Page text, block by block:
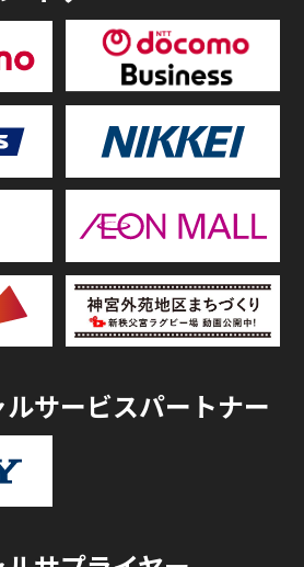
サービスパートナー